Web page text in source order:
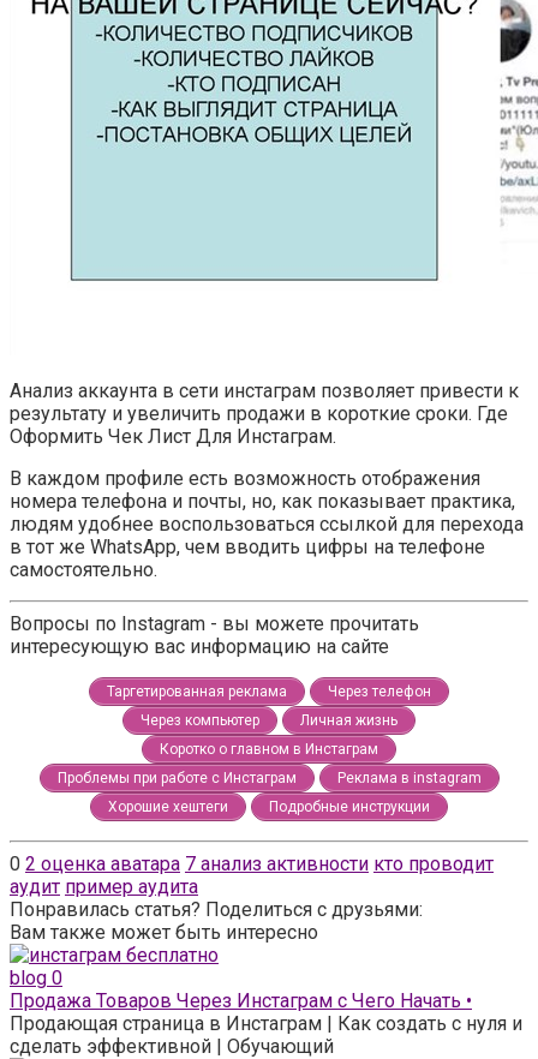
Анализ аккаунта в сети инстаграм позволяет привести к
результату и увеличить продажи в короткие сроки. Где
Оформить Чек Лист Для Инстаграм.
В каждом профиле есть возможность отображения
номера телефона и почты, но, как показывает практика,
людям удобнее воспользоваться ссылкой для перехода
в тот же WhatsApp, чем вводить цифры на телефоне
самостоятельно.
Вопросы по Instagram - вы можете прочитать
интересующую вас информацию на сайте
Таргетированная реклама
Через телефон
Через компьютер
Личная жизнь
Коротко о главном в Инстаграм
Проблемы при работе с Инстаграм
Реклама в instagram
Хорошие хештеги
Подробные инструкции
0 2 оценка аватара 7 анализ активности кто проводит
аудит пример аудита
Понравилась статья? Поделиться с друзьями:
Вам также может быть интересно
blog 0
Продажа Товаров Через Инстаграм с Чего Начать •
Продающая страница в Инстаграм | Как создать с нуля и
сделать эффективной | Обучающий